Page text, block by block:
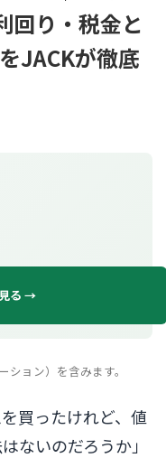
回り・税金と
JACKが徹底
る →
ョン）を含みます。
買ったけれど、値
ないのだろうか」